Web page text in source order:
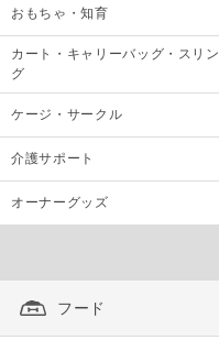
おもちゃ・知育
カート・キャリーバッグ・スリン
グ
ケージ・サークル
介護サポート
オーナーグッズ
フード